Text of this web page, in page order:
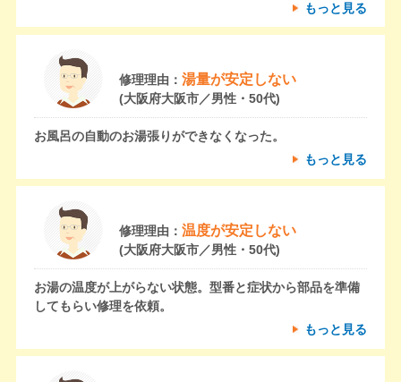
もっと見る
修理理由： 湯量が安定しない
(大阪府大阪市／男性・50代)
お風呂の自動のお湯張りができなくなった。
もっと見る
修理理由： 温度が安定しない
(大阪府大阪市／男性・50代)
お湯の温度が上がらない状態。型番と症状から部品を準備
してもらい修理を依頼。
もっと見る